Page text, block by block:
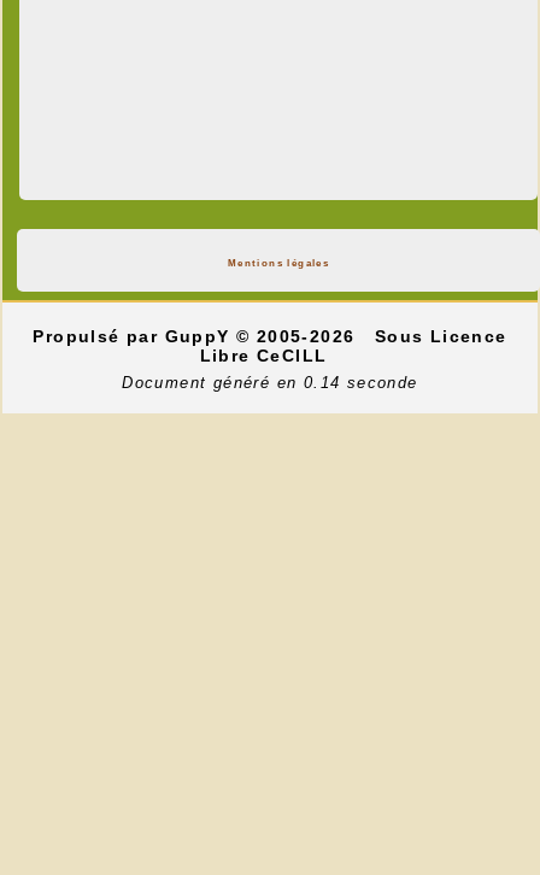
Mentions légales
Propulsé par GuppY© 2005-2026
Sous Licence
Libre CeCILL
Document généré en 0.14 seconde